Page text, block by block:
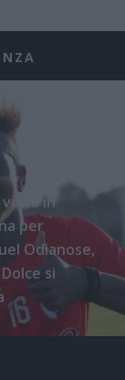
in
per
Odianose,
si